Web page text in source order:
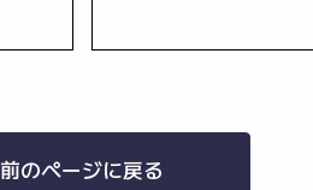
前のページに戻る